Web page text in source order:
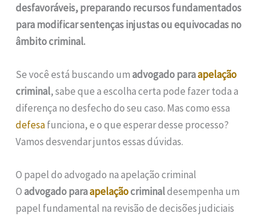
desfavoráveis, preparando recursos fundamentados
para modificar sentenças injustas ou equivocadas no
âmbito criminal.
Se você está buscando umadvogado paraapelação
criminal, sabe que a escolha certa pode fazer toda a
diferença no desfecho do seu caso. Mas como essa
defesafunciona, e o que esperar desse processo?
Vamos desvendar juntos essas dúvidas.
O papel do advogado na apelação criminal
Oadvogado paraapelaçãocriminaldesempenha um
papel fundamental na revisão de decisões judiciais